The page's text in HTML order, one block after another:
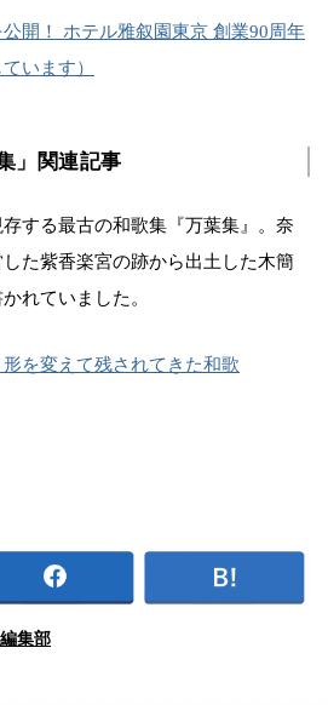
公開！ ホテル雅叙園東京 創業90周年
います）
」関連記事
する最古の和歌集『万葉集』。奈
た紫香楽宮の跡から出土した木簡
れていました。
を変えて残されてきた和歌
集部